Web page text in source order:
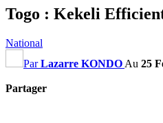
Togo : Kekeli
National
ParLazarre KONDO Au 25
Partager